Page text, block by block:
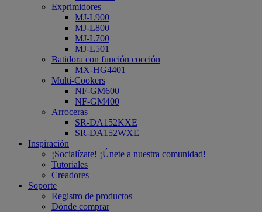
Exprimidores
MJ-L900
MJ-L800
MJ-L700
MJ-L501
Batidora con función cocción
MX-HG4401
Multi-Cookers
NF-GM600
NF-GM400
Arroceras
SR-DA152KXE
SR-DA152WXE
Inspiración
¡Socialízate! ¡Únete a nuestra comunidad!
Tutoriales
Creadores
Soporte
Registro de productos
Dónde comprar